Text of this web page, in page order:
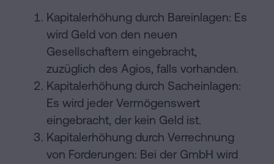
Kapitalerhöhung durch Bareinlagen: Es
wird Geld von den neuen
Gesellschaftern eingebracht,
zuzüglich des Agios, falls vorhanden.
Kapitalerhöhung durch Sacheinlagen:
Es wird jeder Vermögenswert
eingebracht, der kein Geld ist.
Kapitalerhöhung durch Verrechnung
von Forderungen: Bei der GmbH wird